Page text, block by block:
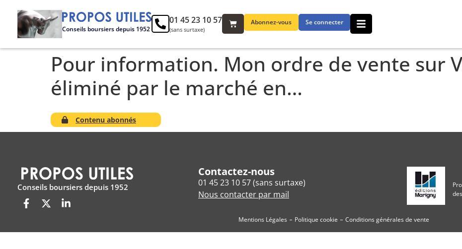
Conseils boursiers depuis 1952
Abonnez-vous Se connecter
01 45 23 10 57
(sans surtaxe)
Pour information. Mon ordre de vente sur
éliminé par le marché en…
Contenu abonnés
Conseils boursiers depuis 1952
Contactez-nous
01 45 23 10 57 (sans surtaxe)
Nous contacter par mail
Mentions Légales Politique cookie Conditions générales de vente